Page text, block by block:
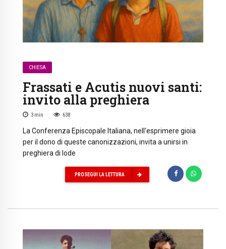
CHIESA
Frassati e Acutis nuovi santi:
invito alla preghiera
3 min 638
La Conferenza Episcopale Italiana, nell'esprimere gioia
per il dono di queste canonizzazioni, invita a unirsi in
preghiera di lode
PROSEGUI LA LETTURA